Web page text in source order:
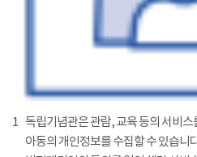
1 독립기념관은 관람, 교육 등의 서비스
아동의 개인정보를 수집할 수 있습니